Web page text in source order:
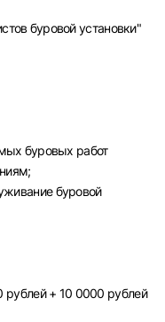
буровой установки"
буровых работ
буровой
рублей + 10 0000 рублей